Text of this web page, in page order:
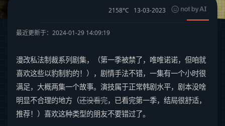
2158°C 13-03-2023
最近更新于：2024-01-29 14:09:19
漫改私法制裁系列剧集，（第一季被禁了，唯唯诺诺，但咱就
喜欢这些以豹制豹的！），剧情手法不错，一集有一个小时很
满足，大概两集一个故事。演技属于正常韩剧水平，剧本没啥
明显不合理的地方（还没看完，已看完第一季，结局很舒适，
推荐！）喜欢这种类型的朋友不要错过了。